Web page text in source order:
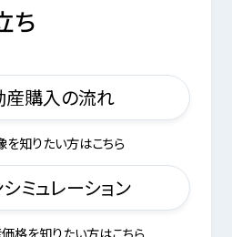
ち
産購入の流れ
知りたい方はこちら
ミュレーション
格を知りたい方はこちら